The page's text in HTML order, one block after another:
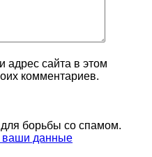
адрес сайта в этом
комментариев.
для борьбы со спамом.
ваши данные